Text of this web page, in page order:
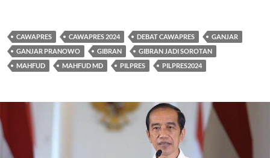
CAWAPRES CAWAPRES 2024 DEBAT CAWAPRES
GANJAR
GANJAR PRANOWO
GIBRAN
GIBRAN JADI SOROTAN
MAHFUD
MAHFUD MD PILPRES PILPRES2024